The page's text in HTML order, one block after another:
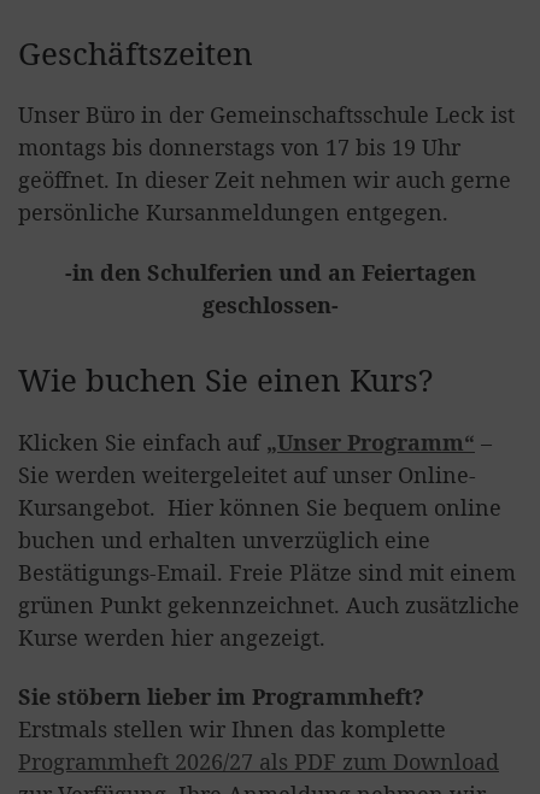
Geschäftszeiten
Unser Büro in der Gemeinschaftsschule Leck ist
montags bis donnerstags von 17 bis 19 Uhr
geöffnet. In dieser Zeit nehmen wir auch gerne
persönliche Kursanmeldungen entgegen.
-in den Schulferien und an Feiertagen
geschlossen-
Wie buchen Sie einen Kurs?
Klicken Sie einfach auf „Unser Programm“ –
Sie werden weitergeleitet auf unser Online-
Kursangebot. Hier können Sie bequem online
buchen und erhalten unverzüglich eine
Bestätigungs-Email. Freie Plätze sind mit einem
grünen Punkt gekennzeichnet. Auch zusätzliche
Kurse werden hier angezeigt.
Sie stöbern lieber im Programmheft?
Erstmals stellen wir Ihnen das komplette
Programmheft 2026/27 als PDF zum Download